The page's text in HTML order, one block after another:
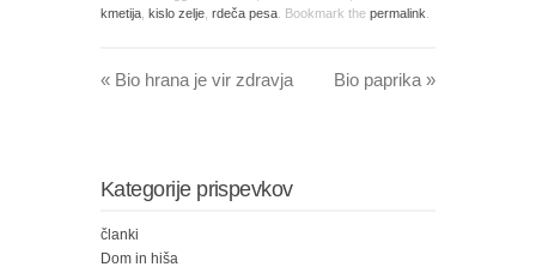
kmetija kislo zelje rdeča pesa . Bookmark the permalink
« Bio hrana je vir zdravja Bio paprika »
Kategorije prispevkov
članki
Dom in hiša